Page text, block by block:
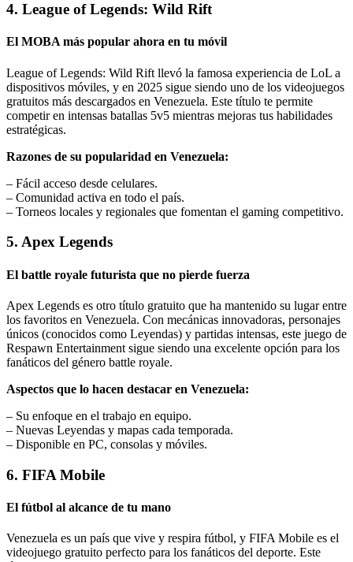
4. League of Legends: Wild Rift
El MOBA más popular ahora en tu móvil
League of Legends: Wild Rift llevó la famosa experiencia de LoL a
dispositivos móviles, y en 2025 sigue siendo uno de los videojuegos
gratuitos más descargados en Venezuela. Este título te permite
competir en intensas batallas 5v5 mientras mejoras tus habilidades
estratégicas.
Razones de su popularidad en Venezuela:
– Fácil acceso desde celulares.
– Comunidad activa en todo el país.
– Torneos locales y regionales que fomentan el gaming competitivo.
5. Apex Legends
El battle royale futurista que no pierde fuerza
Apex Legends es otro título gratuito que ha mantenido su lugar entre
los favoritos en Venezuela. Con mecánicas innovadoras, personajes
únicos (conocidos como Leyendas) y partidas intensas, este juego de
Respawn Entertainment sigue siendo una excelente opción para los
fanáticos del género battle royale.
Aspectos que lo hacen destacar en Venezuela:
– Su enfoque en el trabajo en equipo.
– Nuevas Leyendas y mapas cada temporada.
– Disponible en PC, consolas y móviles.
6. FIFA Mobile
El fútbol al alcance de tu mano
Venezuela es un país que vive y respira fútbol, y FIFA Mobile es el
videojuego gratuito perfecto para los fanáticos del deporte. Este